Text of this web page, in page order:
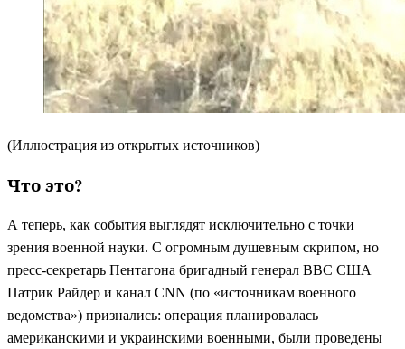
(Иллюстрация из открытых источников)
Что это?
А теперь, как события выглядят исключительно с точки
зрения военной науки. С огромным душевным скрипом, но
пресс-секретарь Пентагона бригадный генерал ВВС США
Патрик Райдер и канал CNN (по «источникам военного
ведомства») признались: операция планировалась
американскими и украинскими военными, были проведены